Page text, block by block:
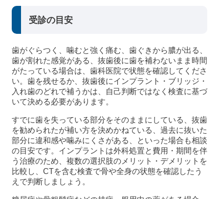
受診の目安
歯がぐらつく、噛むと強く痛む、歯ぐきから膿が出る、
歯が割れた感覚がある、抜歯後に歯を補わないまま時間
がたっている場合は、歯科医院で状態を確認してくださ
い。歯を残せるか、抜歯後にインプラント・ブリッジ・
入れ歯のどれで補うかは、自己判断ではなく検査に基づ
いて決める必要があります。
すでに歯を失っている部分をそのままにしている、抜歯
を勧められたが補い方を決めかねている、過去に抜いた
部分に違和感や噛みにくさがある、といった場合も相談
の目安です。インプラントは外科処置と費用・期間を伴
う治療のため、複数の選択肢のメリット・デメリットを
比較し、CTを含む検査で骨や全身の状態を確認したう
えで判断しましょう。